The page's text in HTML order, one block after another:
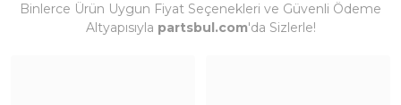
Binlerce Ürün Uygun Fiyat Seçenekleri ve Güvenli Ödeme
Altyapısıyla partsbul.com'da Sizlerle!